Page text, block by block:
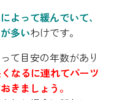
よって緩んでいて、
多いわけです。
て目安の年数があり
なるに連れてパーツ
きましょう。